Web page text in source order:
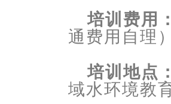
培训费用
通费用自理
培训地点
域水环境教